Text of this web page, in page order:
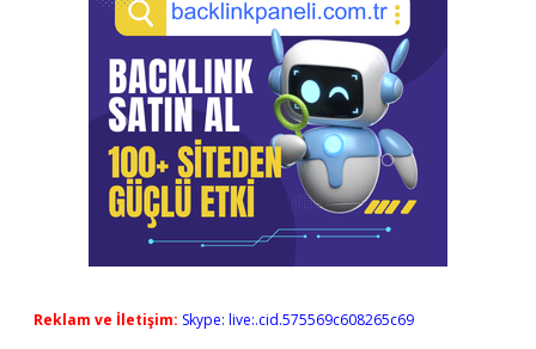
Reklam ve İletişim: Skype: live:.cid.575569c608265c69